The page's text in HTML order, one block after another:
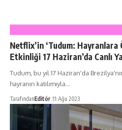
Netflix’in ‘Tudum: Hayranlara
Etkinliği 17 Haziran’da Canlı
Tudum, bu yıl 17 Haziran'da
hayranın katılımıyla…
TarafındanEditör 11 Ağu 2023